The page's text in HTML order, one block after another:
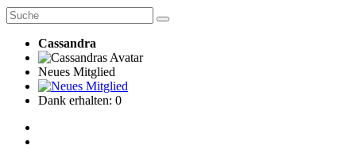
Cassandra
Neues Mitglied
Dank erhalten: 0